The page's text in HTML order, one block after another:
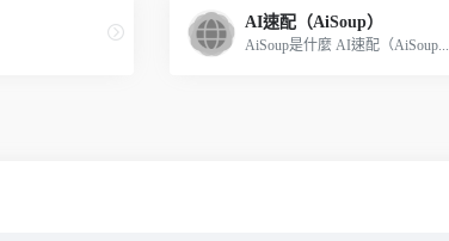
AI速配（AiSoup）
AiSoup是什麼 AI速配（AiSoup...